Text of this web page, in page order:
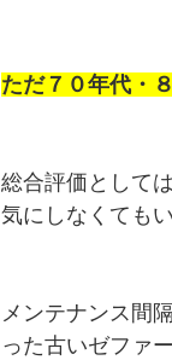
ただ７０年代・
総合評価として
気にしなくても
メンテナンス間
った古いゼファ